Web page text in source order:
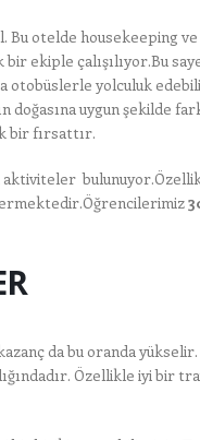
Bu otelde housekeeping
ekiple çalışılıyor.Bu
otobüslerle yolculuk
doğasına uygun şekilde
bir fırsattır.
da bu oranda yükselir.
Özellikle iyi bir